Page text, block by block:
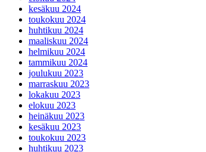
kesäkuu 2024
toukokuu 2024
huhtikuu 2024
maaliskuu 2024
helmikuu 2024
tammikuu 2024
joulukuu 2023
marraskuu 2023
lokakuu 2023
elokuu 2023
heinäkuu 2023
kesäkuu 2023
toukokuu 2023
huhtikuu 2023